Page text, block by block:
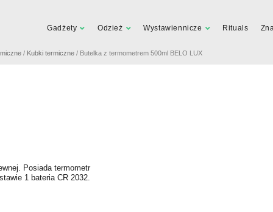
Gadżety Odzież Wystawiennicze Rituals
/ Kubki termiczne / Butelka z termometrem 500ml BELO LUX
Posiada termometr
1 bateria CR 2032.